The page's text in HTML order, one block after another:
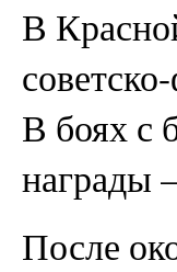
В
В боях с
награды
После